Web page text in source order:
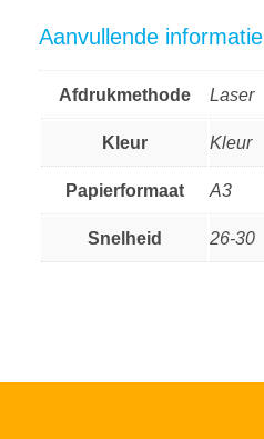
Aanvullende informatie
Afdrukmethode Laser
Kleur Kleur
Papierformaat A3
Snelheid 26-30